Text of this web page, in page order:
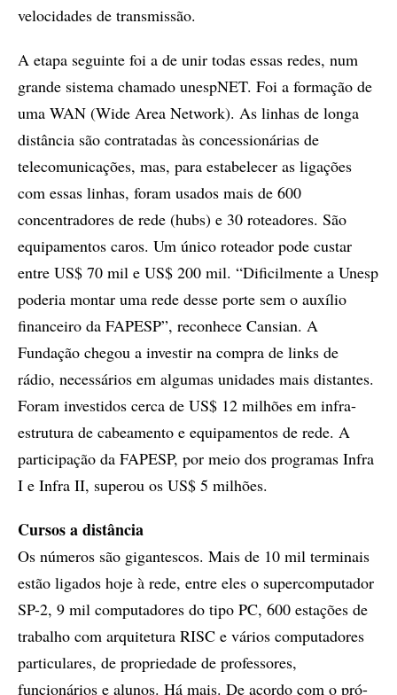
velocidades de transmissão.
A etapa seguinte foi a de unir todas essas redes, num
grande sistema chamado unespNET. Foi a formação de
uma WAN (Wide Area Network). As linhas de longa
distância são contratadas às concessionárias de
telecomunicações, mas, para estabelecer as ligações
com essas linhas, foram usados mais de 600
concentradores de rede (hubs) e 30 roteadores. São
equipamentos caros. Um único roteador pode custar
entre US$ 70 mil e US$ 200 mil. “Dificilmente a Unesp
poderia montar uma rede desse porte sem o auxílio
financeiro da FAPESP”, reconhece Cansian. A
Fundação chegou a investir na compra de links de
rádio, necessários em algumas unidades mais distantes.
Foram investidos cerca de US$ 12 milhões em infra-
estrutura de cabeamento e equipamentos de rede. A
participação da FAPESP, por meio dos programas Infra
I e Infra II, superou os US$ 5 milhões.
Cursos a distância
Os números são gigantescos. Mais de 10 mil terminais
estão ligados hoje à rede, entre eles o supercomputador
SP-2, 9 mil computadores do tipo PC, 600 estações de
trabalho com arquitetura RISC e vários computadores
particulares, de propriedade de professores,
funcionários e alunos. Há mais. De acordo com o pró-